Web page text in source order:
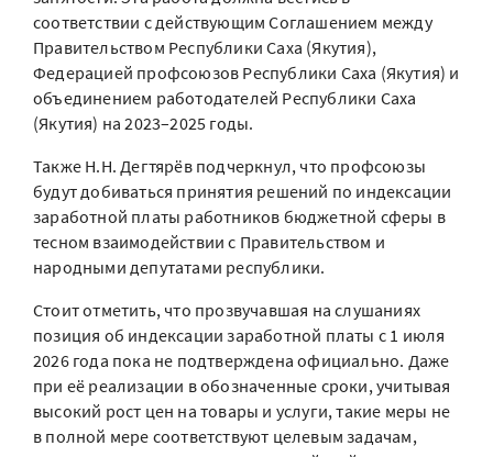
соответствии с действующим Соглашением между
Правительством Республики Саха (Якутия),
Федерацией профсоюзов Республики Саха (Якутия) и
объединением работодателей Республики Саха
(Якутия) на 2023–2025 годы.
Также Н.Н. Дегтярёв подчеркнул, что профсоюзы
будут добиваться принятия решений по индексации
заработной платы работников бюджетной сферы в
тесном взаимодействии с Правительством и
народными депутатами республики.
Стоит отметить, что прозвучавшая на слушаниях
позиция об индексации заработной платы с 1 июля
2026 года пока не подтверждена официально. Даже
при её реализации в обозначенные сроки, учитывая
высокий рост цен на товары и услуги, такие меры не
в полной мере соответствуют целевым задачам,